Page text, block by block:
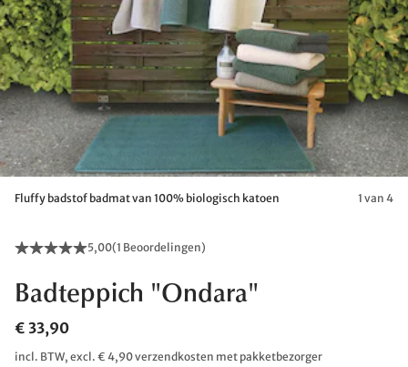
Fluffy badstof badmat van 100% biologisch katoen 1 van 4
5,00(1 Beoordelingen)
Badteppich "Ondara"
€ 33,90
incl. BTW, excl. € 4,90 verzendkosten met pakketbezorger